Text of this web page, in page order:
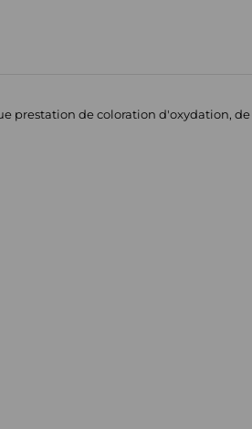
prestation de coloration d'oxydation, de